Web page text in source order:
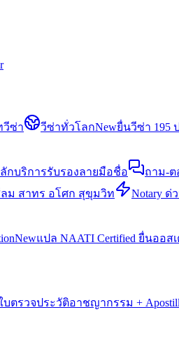
วีซ่า วีซ่าทั่วโลกNewยื่นวีซ่า 195
กบริการรับรองลายมือชื่อ ถาม-ต
ม สาทร อโศก สุขุมวิท Notary ด่
Newแปล NAATI Certified ยื่นออสเ
บตรวจประวัติอาชญากรรม +